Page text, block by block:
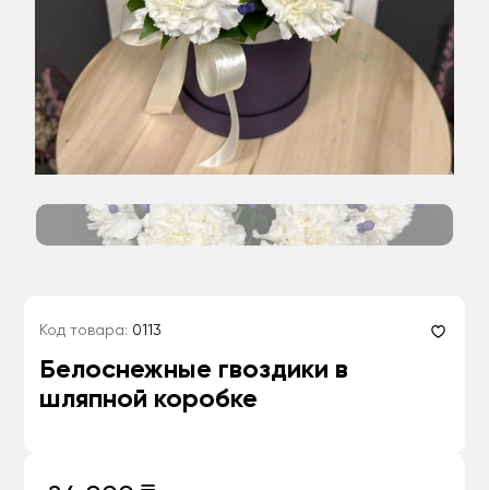
Код товара: 0113
Белоснежные гвоздики в
шляпной коробке